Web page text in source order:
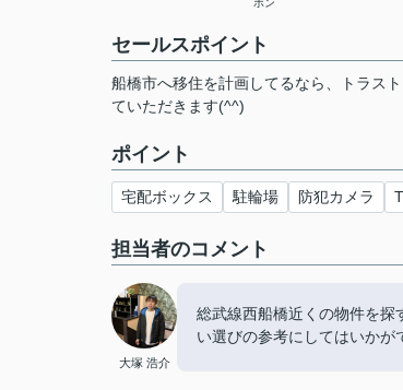
ホン
セールスポイント
船橋市へ移住を計画してるなら、トラス
ていただきます(^^)
ポイント
宅配ボックス 駐輪場 防犯カメラ
担当者のコメント
大塚 浩介
総武線西船橋近くの物件を探
い選びの参考にしてはいかが